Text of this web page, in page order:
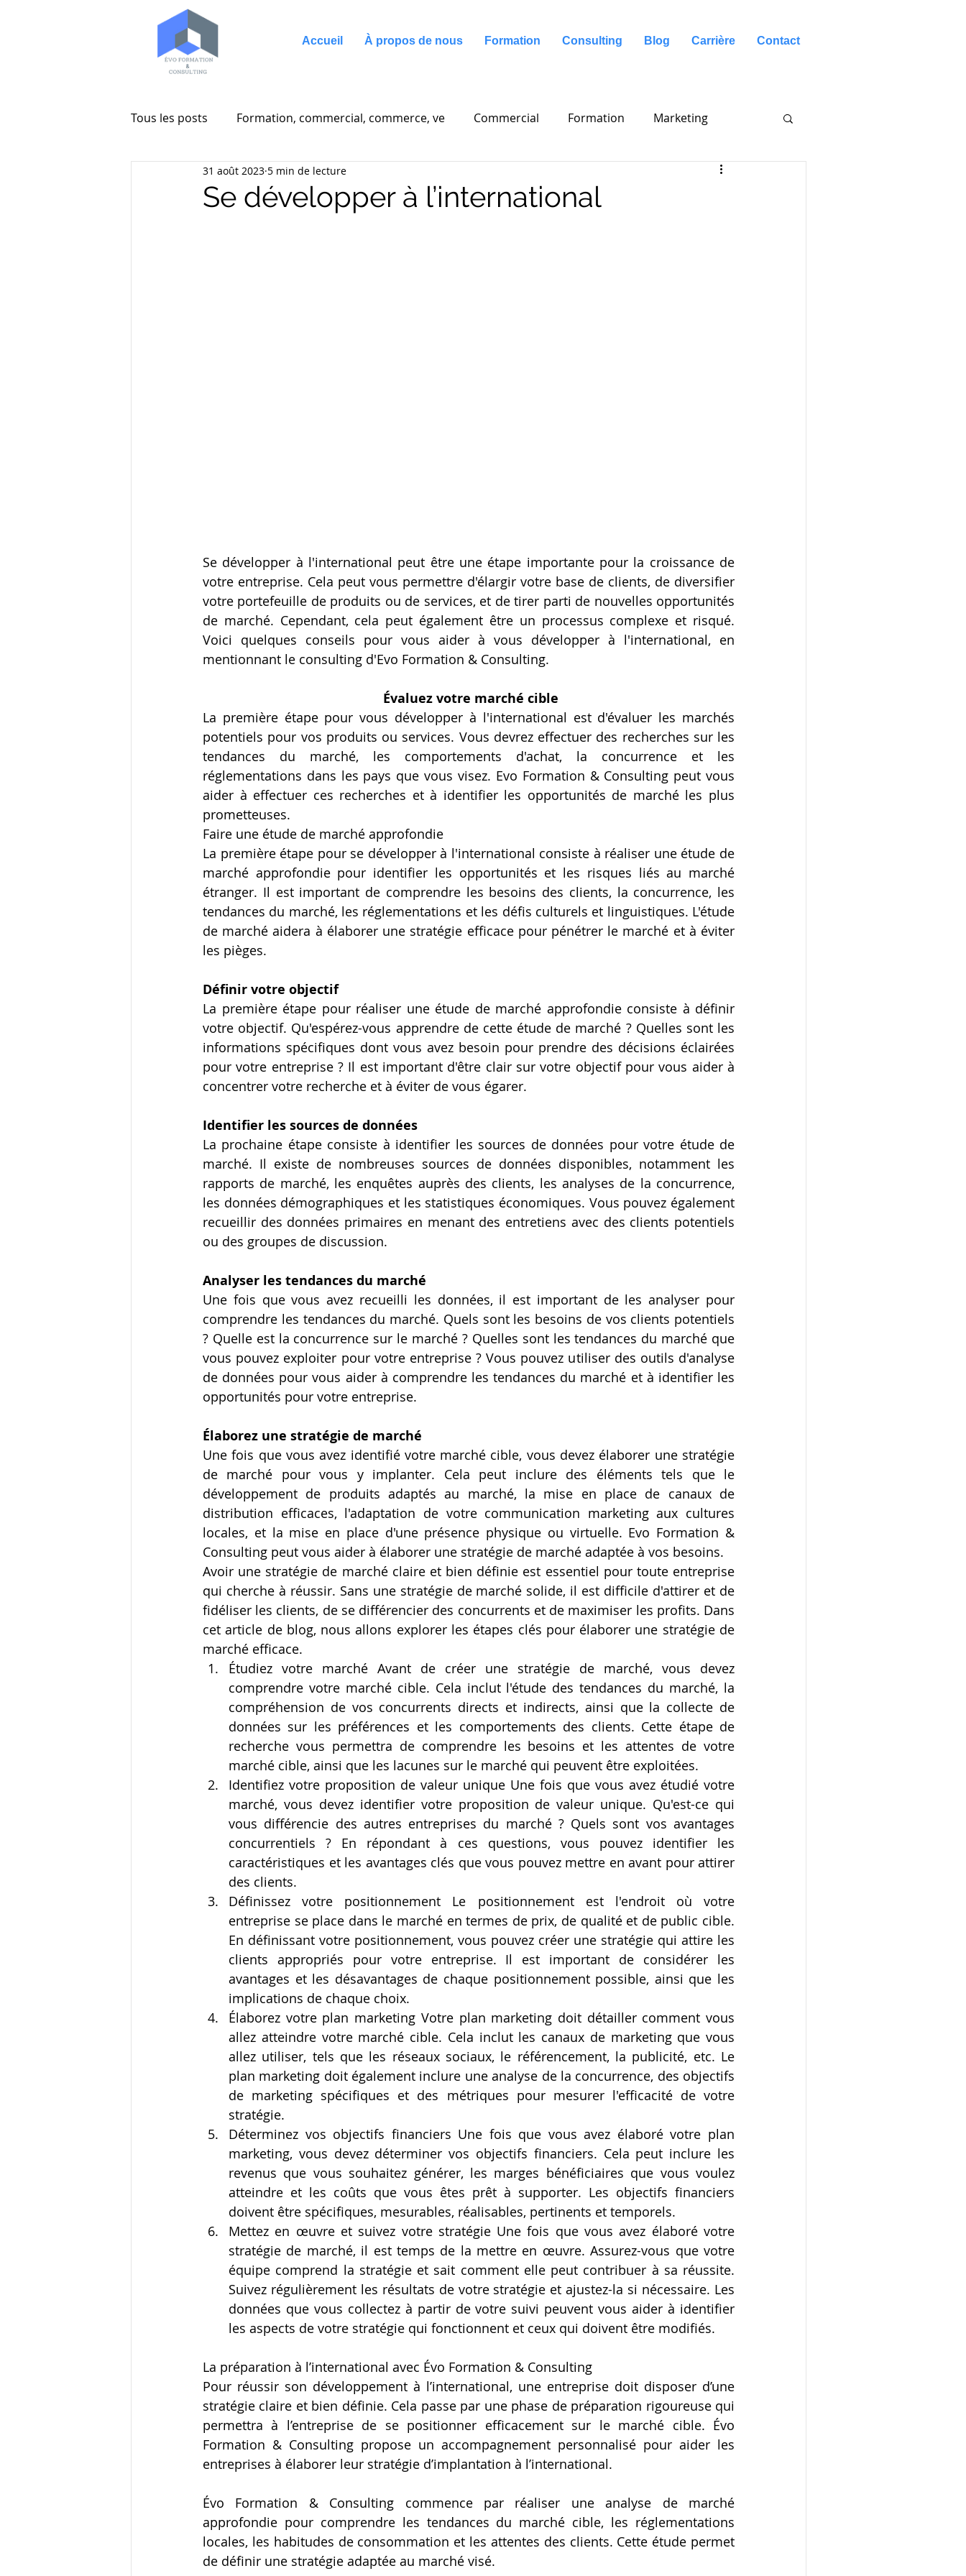
Accueil À propos de nous Formation Consulting Blog Carrière Contact
Tous les posts Formation, commercial, commerce, ve Commercial Formation Marketing
Entreprenariat Consulting
Se développer à l’international
31 août 2023 5 min de lecture
Se développer à l'international peut être une étape importante pour la croissance de
votre entreprise. Cela peut vous permettre d'élargir votre base de clients, de diversifier
votre portefeuille de produits ou de services, et de tirer parti de nouvelles opportunités
de marché. Cependant, cela peut également être un processus complexe et risqué.
Voici quelques conseils pour vous aider à vous développer à l'international, en
mentionnant le consulting d'Evo Formation & Consulting.
Évaluez votre marché cible
La première étape pour vous développer à l'international est d'évaluer les marchés
potentiels pour vos produits ou services. Vous devrez effectuer des recherches sur les
tendances du marché, les comportements d'achat, la concurrence et les
réglementations dans les pays que vous visez. Evo Formation & Consulting peut vous
aider à effectuer ces recherches et à identifier les opportunités de marché les plus
prometteuses.
Faire une étude de marché approfondie
La première étape pour se développer à l'international consiste à réaliser une étude de
marché approfondie pour identifier les opportunités et les risques liés au marché
étranger. Il est important de comprendre les besoins des clients, la concurrence, les
tendances du marché, les réglementations et les défis culturels et linguistiques. L'étude
de marché aidera à élaborer une stratégie efficace pour pénétrer le marché et à éviter
les pièges.
Définir votre objectif
La première étape pour réaliser une étude de marché approfondie consiste à définir
votre objectif. Qu'espérez-vous apprendre de cette étude de marché ? Quelles sont les
informations spécifiques dont vous avez besoin pour prendre des décisions éclairées
pour votre entreprise ? Il est important d'être clair sur votre objectif pour vous aider à
concentrer votre recherche et à éviter de vous égarer.
Identifier les sources de données
La prochaine étape consiste à identifier les sources de données pour votre étude de
marché. Il existe de nombreuses sources de données disponibles, notamment les
rapports de marché, les enquêtes auprès des clients, les analyses de la concurrence,
les données démographiques et les statistiques économiques. Vous pouvez également
recueillir des données primaires en menant des entretiens avec des clients potentiels
ou des groupes de discussion.
Analyser les tendances du marché
Une fois que vous avez recueilli les données, il est important de les analyser pour
comprendre les tendances du marché. Quels sont les besoins de vos clients potentiels
? Quelle est la concurrence sur le marché ? Quelles sont les tendances du marché que
vous pouvez exploiter pour votre entreprise ? Vous pouvez utiliser des outils d'analyse
de données pour vous aider à comprendre les tendances du marché et à identifier les
opportunités pour votre entreprise.
Élaborez une stratégie de marché
Une fois que vous avez identifié votre marché cible, vous devez élaborer une stratégie
de marché pour vous y implanter. Cela peut inclure des éléments tels que le
développement de produits adaptés au marché, la mise en place de canaux de
distribution efficaces, l'adaptation de votre communication marketing aux cultures
locales, et la mise en place d'une présence physique ou virtuelle. Evo Formation &
Consulting peut vous aider à élaborer une stratégie de marché adaptée à vos besoins.
Avoir une stratégie de marché claire et bien définie est essentiel pour toute entreprise
qui cherche à réussir. Sans une stratégie de marché solide, il est difficile d'attirer et de
fidéliser les clients, de se différencier des concurrents et de maximiser les profits. Dans
cet article de blog, nous allons explorer les étapes clés pour élaborer une stratégie de
marché efficace.
Étudiez votre marché Avant de créer une stratégie de marché, vous devez
comprendre votre marché cible. Cela inclut l'étude des tendances du marché, la
compréhension de vos concurrents directs et indirects, ainsi que la collecte de
données sur les préférences et les comportements des clients. Cette étape de
recherche vous permettra de comprendre les besoins et les attentes de votre
marché cible, ainsi que les lacunes sur le marché qui peuvent être exploitées.
Identifiez votre proposition de valeur unique Une fois que vous avez étudié votre
marché, vous devez identifier votre proposition de valeur unique. Qu'est-ce qui
vous différencie des autres entreprises du marché ? Quels sont vos avantages
concurrentiels ? En répondant à ces questions, vous pouvez identifier les
caractéristiques et les avantages clés que vous pouvez mettre en avant pour attirer
des clients.
Définissez votre positionnement Le positionnement est l'endroit où votre
entreprise se place dans le marché en termes de prix, de qualité et de public cible.
En définissant votre positionnement, vous pouvez créer une stratégie qui attire les
clients appropriés pour votre entreprise. Il est important de considérer les
avantages et les désavantages de chaque positionnement possible, ainsi que les
implications de chaque choix.
Élaborez votre plan marketing Votre plan marketing doit détailler comment vous
allez atteindre votre marché cible. Cela inclut les canaux de marketing que vous
allez utiliser, tels que les réseaux sociaux, le référencement, la publicité, etc. Le
plan marketing doit également inclure une analyse de la concurrence, des objectifs
de marketing spécifiques et des métriques pour mesurer l'efficacité de votre
stratégie.
Déterminez vos objectifs financiers Une fois que vous avez élaboré votre plan
marketing, vous devez déterminer vos objectifs financiers. Cela peut inclure les
revenus que vous souhaitez générer, les marges bénéficiaires que vous voulez
atteindre et les coûts que vous êtes prêt à supporter. Les objectifs financiers
doivent être spécifiques, mesurables, réalisables, pertinents et temporels.
Mettez en œuvre et suivez votre stratégie Une fois que vous avez élaboré votre
stratégie de marché, il est temps de la mettre en œuvre. Assurez-vous que votre
équipe comprend la stratégie et sait comment elle peut contribuer à sa réussite.
Suivez régulièrement les résultats de votre stratégie et ajustez-la si nécessaire. Les
données que vous collectez à partir de votre suivi peuvent vous aider à identifier
les aspects de votre stratégie qui fonctionnent et ceux qui doivent être modifiés.
La préparation à l’international avec Évo Formation & Consulting
Pour réussir son développement à l’international, une entreprise doit disposer d’une
stratégie claire et bien définie. Cela passe par une phase de préparation rigoureuse qui
permettra à l’entreprise de se positionner efficacement sur le marché cible. Évo
Formation & Consulting propose un accompagnement personnalisé pour aider les
entreprises à élaborer leur stratégie d’implantation à l’international.
Évo Formation & Consulting commence par réaliser une analyse de marché
approfondie pour comprendre les tendances du marché cible, les réglementations
locales, les habitudes de consommation et les attentes des clients. Cette étude permet
de définir une stratégie adaptée au marché visé.